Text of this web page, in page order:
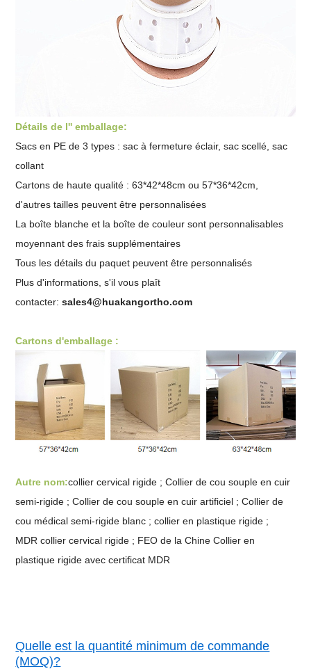
Détails de l'' emballage:
Sacs en PE de 3 types : sac à fermeture éclair, sac scellé, sac
collant
Cartons de haute qualité : 63*42*48cm ou 57*36*42cm,
d'autres tailles peuvent être personnalisées
La boîte blanche et la boîte de couleur sont personnalisables
moyennant des frais supplémentaires
Tous les détails du paquet peuvent être personnalisés
Plus d'informations, s'il vous plaît
contacter:sales4@huakangortho.com
Cartons d'emballage :
Autre nom:collier cervical rigide ; Collier de cou souple en cuir
semi-rigide ; Collier de cou souple en cuir artificiel ; Collier de
cou médical semi-rigide blanc ; collier en plastique rigide ;
MDRcollier cervical rigide ; FEO de la ChineCollier en
plastique rigide avec certificat MDR
Quelle est la quantité minimum de commande
(MOQ)?